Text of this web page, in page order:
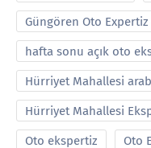
Güngören Oto Expertiz
hafta sonu açık oto
Hürriyet Mahallesi
Hürriyet Mahallesi
Oto ekspertiz Oto